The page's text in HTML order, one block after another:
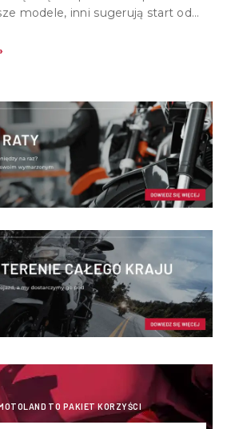
modele, inni sugerują start od
być dopasowany do
TO PAKIET KORZYŚCI